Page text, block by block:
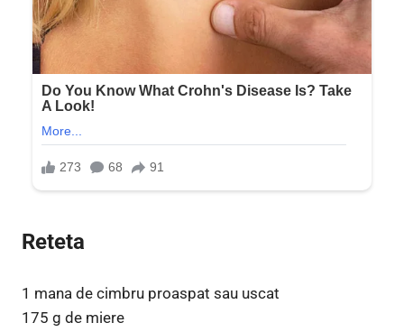
Reteta
1 mana de cimbru proaspat sau uscat
175 g de miere